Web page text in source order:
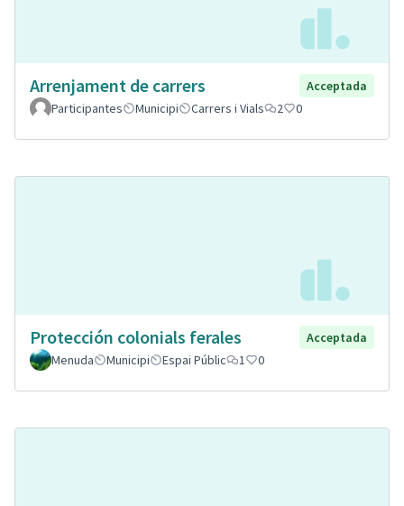
Arrenjament de carrers
Acceptada
Participantes
Municipi Carrers i Vials 2 0
Protección colonials ferales
Acceptada
Menuda
Municipi Espai Públic 1 0